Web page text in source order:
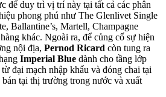
để duy trì vị trí này tại tất cả các phân
phong phú như The Glenlivet Single
Ballantine’s, Martell, Champagne
khác. Ngoài ra, để củng cố sự hiện
nội địa, Pernod Ricard còn tung ra
Imperial Blue dành cho tầng lớp
đại mạch nhập khẩu và đóng chai tại
tại thị trường trong nước và xuất